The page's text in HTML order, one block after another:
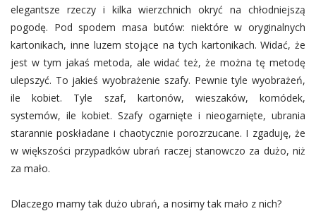
elegantsze rzeczy i kilka wierzchnich okryć na chłodniejszą
pogodę. Pod spodem masa butów: niektóre w oryginalnych
kartonikach, inne luzem stojące na tych kartonikach. Widać, że
jest w tym jakaś metoda, ale widać też, że można tę metodę
ulepszyć. To jakieś wyobrażenie szafy. Pewnie tyle wyobrażeń,
ile kobiet. Tyle szaf, kartonów, wieszaków, komódek,
systemów, ile kobiet. Szafy ogarnięte i nieogarnięte, ubrania
starannie poskładane i chaotycznie porozrzucane. I zgaduję, że
w większości przypadków ubrań raczej stanowczo za dużo, niż
za mało.
Dlaczego mamy tak dużo ubrań, a nosimy tak mało z nich?